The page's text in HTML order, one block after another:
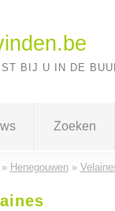
BIJ U IN DE
Zoeken
Henegouwen»